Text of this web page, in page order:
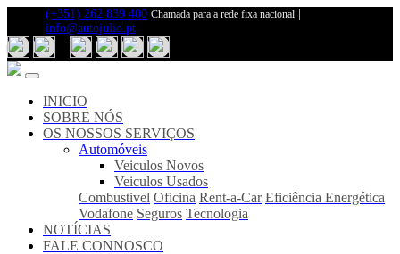
(+351) 262 839 400 Chamada para a rede fixa nacional
info@autojulio.pt
INICIO
SOBRE NÓS
OS NOSSOS SERVIÇOS
Automóveis
Veiculos Novos
Veiculos Usados
Combustivel Oficina Rent-a-Car Eficiência Energética
Vodafone Seguros Tecnologia
NOTÍCIAS
FALE CONNOSCO
Inicio
Sobre
Notícias
Fale
Connosco
Serviços
Veiculos
Novos
Veiculos